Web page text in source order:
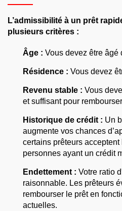
L’admissibilité à un prêt
plusieurs critères :
Âge : Vous devez être âgé
Résidence : Vous devez
Revenu stable : Vous
et suffisant pour
Historique de crédit : Un
augmente vos chances
certains prêteurs
personnes ayant un crédit
Endettement : Votre ratio
raisonnable. Les prêteurs
rembourser le prêt en
actuelles.